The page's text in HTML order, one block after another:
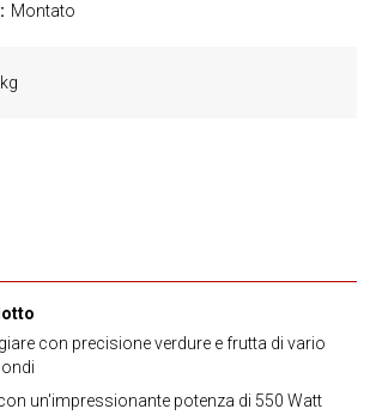
con precisione verdure e frutta di vario
un'impressionante potenza di 550 Watt
Montato